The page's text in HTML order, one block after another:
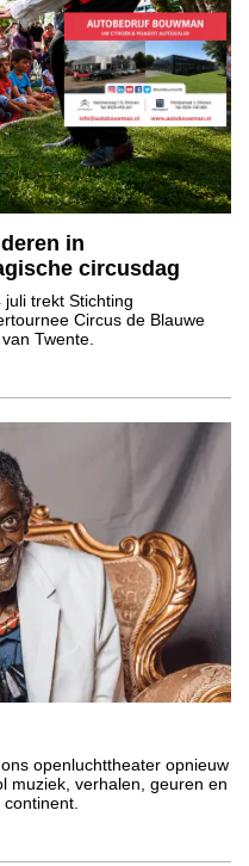
in
circusdag
trekt Stichting
Circus de Blauwe
Twente.
openluchttheater opnieuw
muziek, verhalen, geuren en